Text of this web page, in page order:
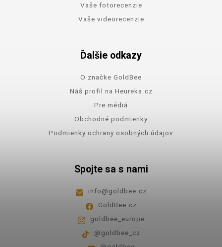
Vaše fotorecenzie
Vaše videorecenzie
Ďalšie odkazy
O značke GoldBee
Náš profil na Heureka.cz
Pre médiá
Obchodné podmienky
Podmienky ochrany osobných údajov
Spojte sa s nami
info@goldbee.cz
GoldBee.cz
goldbee_europe
@goldbee_cz